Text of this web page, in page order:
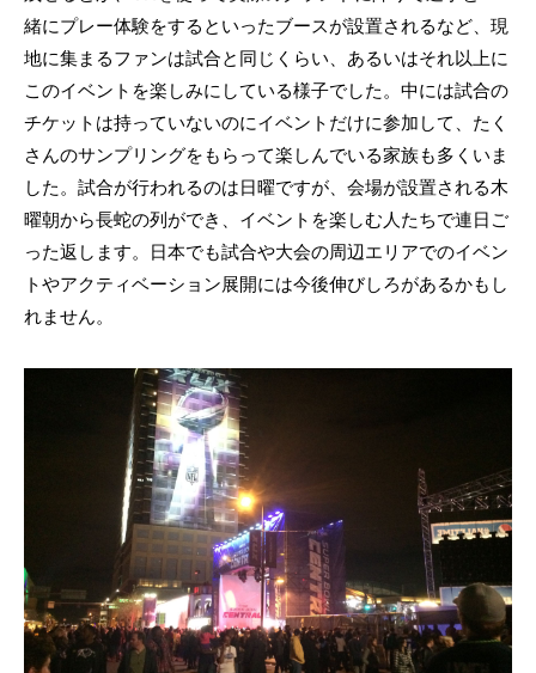
緒にプレー体験をするといったブースが設置されるなど、現
地に集まるファンは試合と同じくらい、あるいはそれ以上に
このイベントを楽しみにしている様子でした。中には試合の
チケットは持っていないのにイベントだけに参加して、たく
さんのサンプリングをもらって楽しんでいる家族も多くいま
した。試合が行われるのは日曜ですが、会場が設置される木
曜朝から長蛇の列ができ、イベントを楽しむ人たちで連日ご
った返します。日本でも試合や大会の周辺エリアでのイベン
トやアクティベーション展開には今後伸びしろがあるかもし
れません。